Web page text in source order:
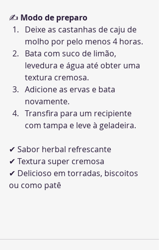
✍️ Modo de preparo
Deixe as castanhas de caju de
molho por pelo menos 4 horas.
Bata com suco de limão,
levedura e água até obter uma
textura cremosa.
Adicione as ervas e bata
novamente.
Transfira para um recipiente
com tampa e leve à geladeira.
✔ Sabor herbal refrescante
✔ Textura super cremosa
✔ Delicioso em torradas, biscoitos
ou como patê